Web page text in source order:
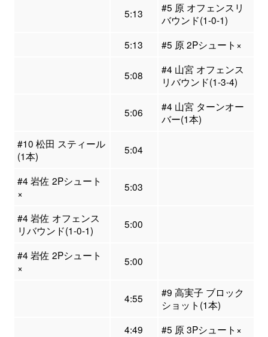
5:13
#5 原 オフェンスリ
バウンド(1-0-1)
5:13
#5 原 2Pシュート×
5:08
#4 山宮 オフェンス
リバウンド(1-3-4)
5:06
#4 山宮 ターンオー
バー(1本)
#10 松田 スティール
(1本)
5:04
#4 岩佐 2Pシュート
×
5:03
#4 岩佐 オフェンス
リバウンド(1-0-1)
5:00
#4 岩佐 2Pシュート
×
5:00
4:55
#9 高実子 ブロック
ショット(1本)
4:49
#5 原 3Pシュート×